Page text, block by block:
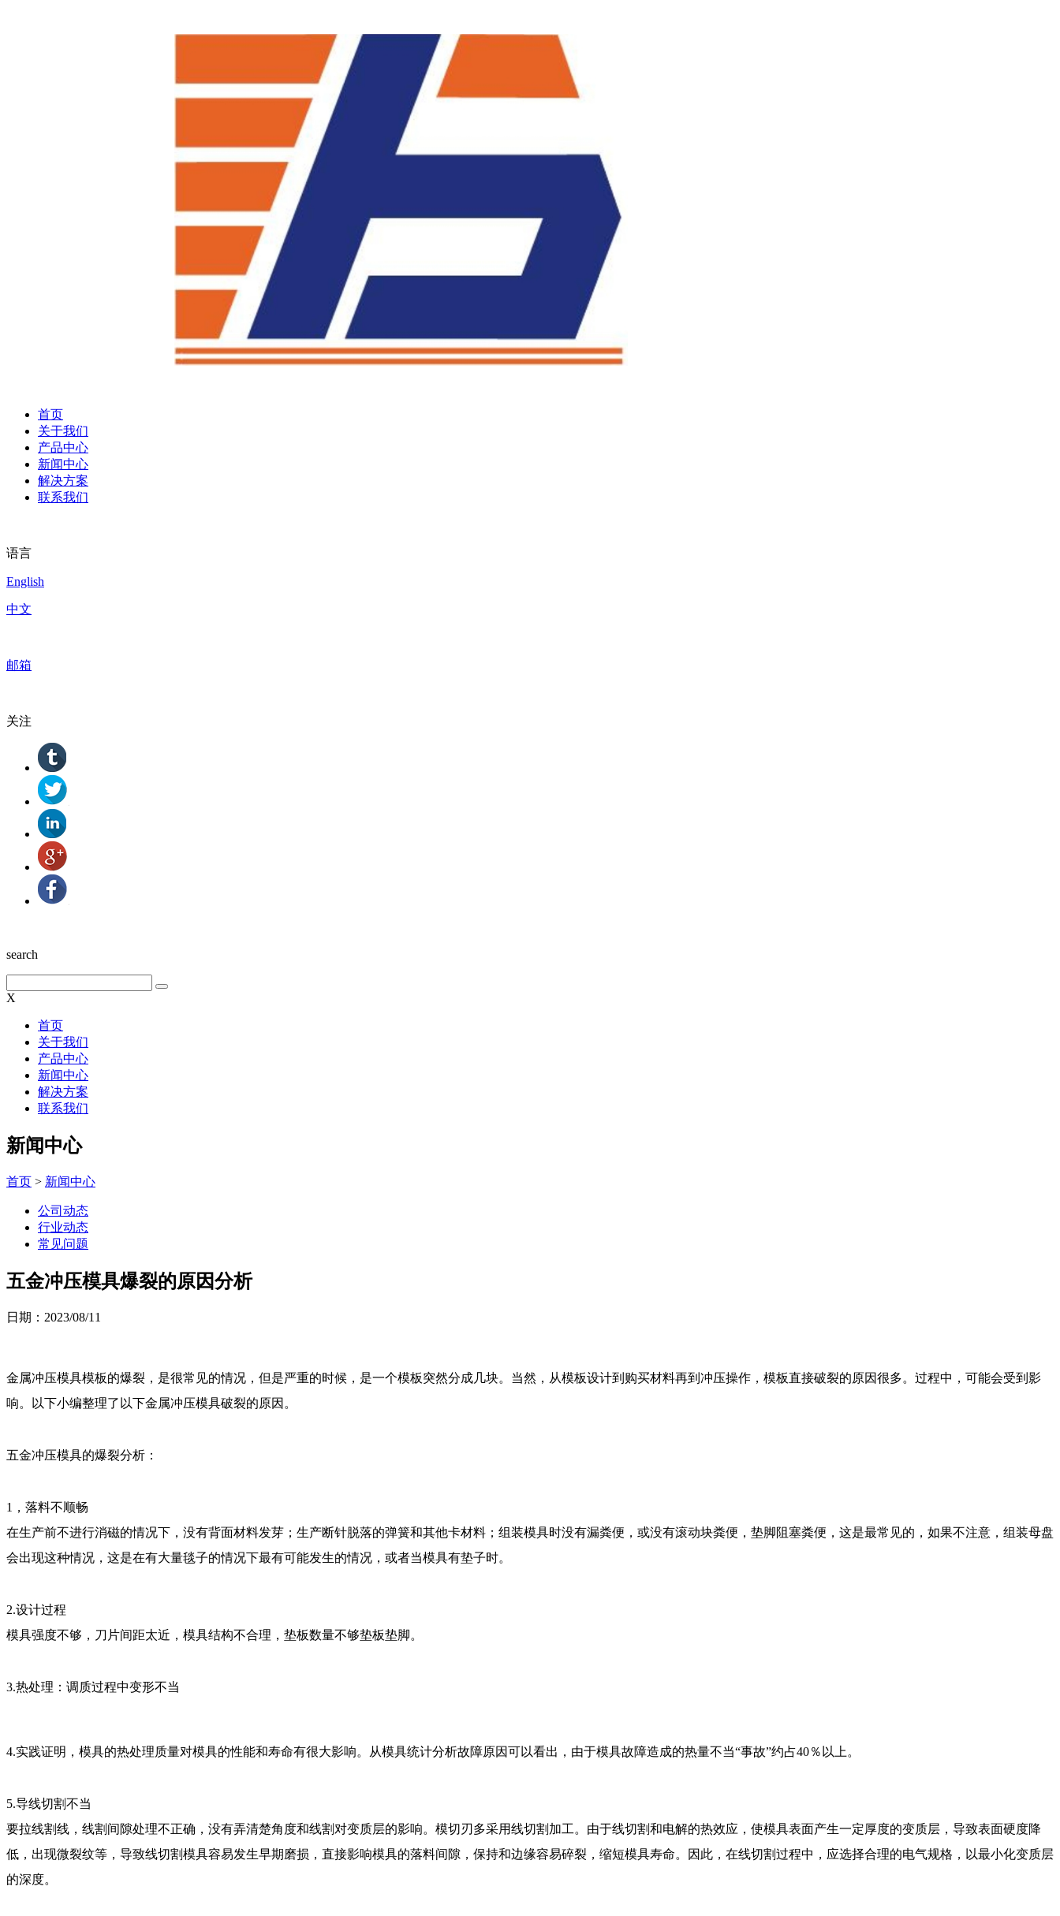
首页
关于我们
产品中心
新闻中心
解决方案
联系我们
语言
English
中文
邮箱
关注
search
X
首页
关于我们
产品中心
新闻中心
解决方案
联系我们
新闻中心
首页 > 新闻中心
公司动态
行业动态
常见问题
五金冲压模具爆裂的原因分析
日期：2023/08/11
金属冲压模具模板的爆裂，是很常见的情况，但是严重的时候，是一个模板突然分成几块。当然，从模板设计到购买材料再到冲压操作，模板直接破裂的原因很多。过程中，可能会受到影
响。以下小编整理了以下金属冲压模具破裂的原因。
五金冲压模具的爆裂分析：
1，落料不顺畅
在生产前不进行消磁的情况下，没有背面材料发芽；生产断针脱落的弹簧和其他卡材料；组装模具时没有漏粪便，或没有滚动块粪便，垫脚阻塞粪便，这是最常见的，如果不注意，组装母盘
会出现这种情况，这是在有大量毯子的情况下最有可能发生的情况，或者当模具有垫子时。
2.设计过程
模具强度不够，刀片间距太近，模具结构不合理，垫板数量不够垫板垫脚。
3.热处理：调质过程中变形不当
4.实践证明，模具的热处理质量对模具的性能和寿命有很大影响。从模具统计分析故障原因可以看出，由于模具故障造成的热量不当“事故”约占40％以上。
5.导线切割不当
要拉线割线，线割间隙处理不正确，没有弄清楚角度和线割对变质层的影响。模切刃多采用线切割加工。由于线切割和电解的热效应，使模具表面产生一定厚度的变质层，导致表面硬度降
低，出现微裂纹等，导致线切割模具容易发生早期磨损，直接影响模具的落料间隙，保持和边缘容易碎裂，缩短模具寿命。因此，在线切割过程中，应选择合理的电气规格，以最小化变质层
的深度。